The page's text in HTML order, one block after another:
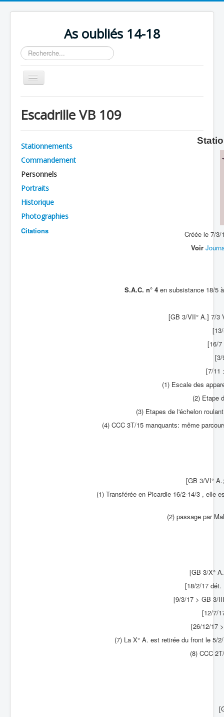
As oubliés 14-18
Rechercher
Basculer
la
Chronologie
Avions
Personnels
Formation
Doctrines
Escadrille VB 109
Stationnements
Commandement
Personnels
Portraits
Historique
Photographies
Citations
Créée le 7/
Voir
S.A.C. n° 4en subsistance 18/5
[GB 3/VII° A.] 7/3
[16/
[7/
(1) Escale des
(2) Etape
(3) Etapes de l'échelon
(4) CCC 3T/15 manquants: même
[GB 3/VI°
(1) Transférée en Picardie 16/2-14/3 , elle
(2) passage par
[GB 3/X°
[18/2/17 dét.
[9/3/17 > GB 3/
[12/7/
[26/12/17
(7) La X° A. est retirée du front le 5/
(8) CCC